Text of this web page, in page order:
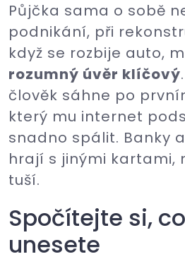
Půjčka sama o sobě
podnikání, při
když se rozbije auto,
rozumný úvěr klíčový
člověk sáhne po
který mu internet
snadno spálit. Banky
hrají s jinými kartami,
tuší.
Spočítejte si,
unesete